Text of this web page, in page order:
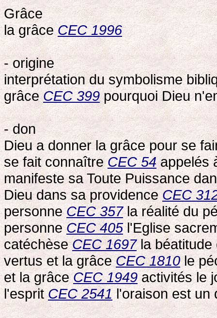
Grâce
la grâceCEC 1996
- origine
interprétation du symbolisme
grâceCEC 399pourquoi Dieu
- don
Dieu a donner la grâce pour se
se fait connaîtreCEC 54appelés
manifeste sa Toute Puissance
Dieu dans sa providenceCEC
personneCEC 357la réalité du
personneCEC 405l'Eglise
catéchèseCEC 1697la béatitude
vertus et la grâceCEC 1810le
et la grâceCEC 1949activités le
l'espritCEC 2541l'oraison est un